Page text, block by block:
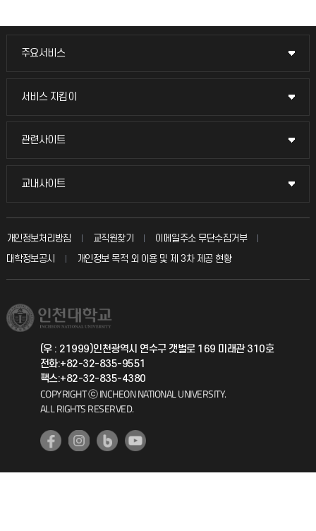
주요서비스
주요서비스
교무회의방송
입학안내
취업정보(학생)
서비스 지킴이
서비스 지킴이
묻고 답하기
칭찬마당
학생서비스 지킴이
관련사이트
관련사이트
국방헬프콜
총동문회
교내사이트
교내사이트
교수회
교육혁신본부
국제지원과
공자아카데미
기초교육원
공학교육혁신센터
개인정보처리방침 교직원찾기
이메일주소 무단수집거부
대학정보공시
개인정보 목적 외 이용 및 제 3차 제공 현황
(우 : 21999)인천광역시 연수구 갯벌로 169 미래관 310호
전화:+82-32-835-9551
팩스:+82-32-835-4380
COPYRIGHT ⓒ INCHEON NATIONAL UNIVERSITY.
ALL RIGHTS RESERVED.